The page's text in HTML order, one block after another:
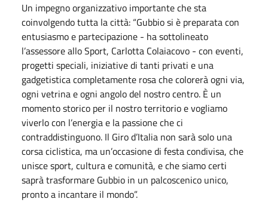
Un impegno organizzativo importante che sta
coinvolgendo tutta la città: “Gubbio si è preparata con
entusiasmo e partecipazione - ha sottolineato
l’assessore allo Sport, Carlotta Colaiacovo - con eventi,
progetti speciali, iniziative di tanti privati e una
gadgetistica completamente rosa che colorerà ogni via,
ogni vetrina e ogni angolo del nostro centro. È un
momento storico per il nostro territorio e vogliamo
viverlo con l’energia e la passione che ci
contraddistinguono. Il Giro d’Italia non sarà solo una
corsa ciclistica, ma un’occasione di festa condivisa, che
unisce sport, cultura e comunità, e che siamo certi
saprà trasformare Gubbio in un palcoscenico unico,
pronto a incantare il mondo”.